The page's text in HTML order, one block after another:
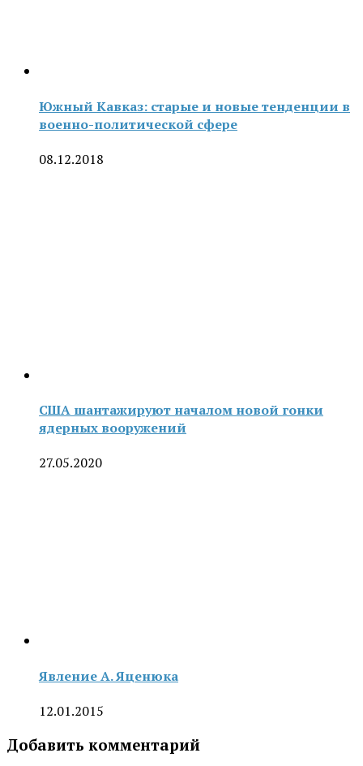
Южный Кавказ: старые и новые тенденции в
военно-политической сфере
08.12.2018
США шантажируют началом новой гонки
ядерных вооружений
27.05.2020
Явление А. Яценюка
12.01.2015
Добавить комментарий